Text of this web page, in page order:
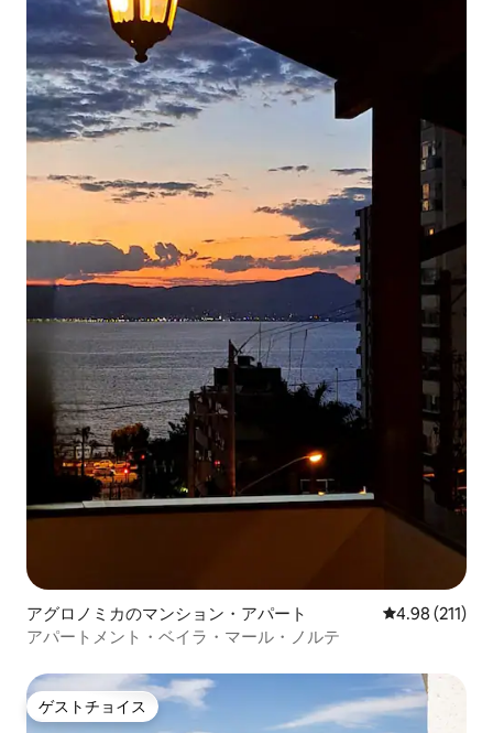
アグロノミカのマンション・アパート レビュー211
4.98 (211)
アパートメント・ベイラ・マール・ノルテ
ゲストチョイス
ゲストチョイス